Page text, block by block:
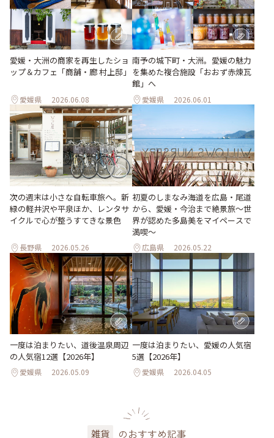
愛媛・大洲の商家を再生したショ
ップ＆カフェ「商舗・廊 村上邸」
愛媛県 2026.06.08
南予の城下町・大洲。愛媛の魅力
を集めた複合施設「おおず赤煉瓦
館」へ
愛媛県 2026.06.01
次の週末は小さな自転車旅へ。新
緑の軽井沢や平泉ほか、レンタサ
イクルで心が整うすてきな景色
長野県 2026.05.26
初夏のしまなみ海道を広島・尾道
から、愛媛・今治まで絶景旅〜世
界が認めた多島美をマイペースで
満喫〜
広島県 2026.05.22
一度は泊まりたい、道後温泉周辺
の人気宿12選【2026年】
愛媛県 2026.05.09
一度は泊まりたい、愛媛の人気宿
5選【2026年】
愛媛県 2026.04.05
雑貨 のおすすめ記事